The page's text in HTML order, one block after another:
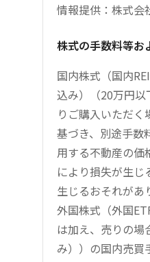
情報提供：株式会
株式の手数料等お
国内株式（国内
込み）（20万円
りご購入いただ
基づき、別途手数
用する不動産の価
により損失が生
生じるおそれがあ
外国株式（外国
は加え、売りの
み））の国内売買